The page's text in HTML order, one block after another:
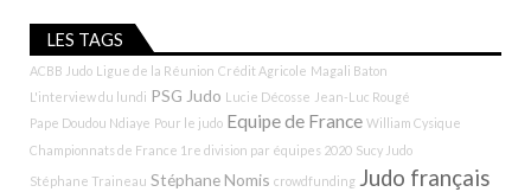
LES TAGS
ACBB Judo Ligue de la Réunion Crédit Agricole Magali Baton
L'interview du lundi PSG Judo Lucie Décosse Jean-Luc Rougé
Pape Doudou Ndiaye Pour le judo Equipe de France William Cysique
Championnats de France 1re division par équipes 2020 Sucy Judo
Stéphane Traineau Stéphane Nomis crowdfunding Judo français